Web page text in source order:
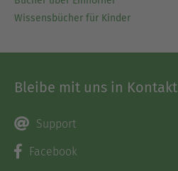
Wissensbücher für Kinder
Bleibe mit uns in Kontakt
Support
Facebook